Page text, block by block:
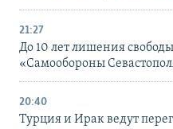
21:27
До 10 лет лишения
«Самообороны
20:40
Турция и Ирак ведут